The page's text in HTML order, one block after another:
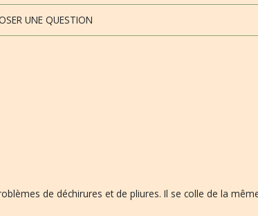
UNE QUESTION
de déchirures et de pliures. Il se colle de la